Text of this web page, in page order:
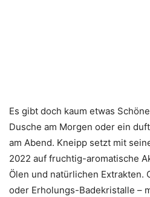
Es gibt doch kaum etwas
Dusche am Morgen oder ein
am Abend. Kneipp setzt mit
2022 auf fruchtig-aromatische
Ölen und natürlichen Extrakten.
oder Erholungs-Badekristalle –